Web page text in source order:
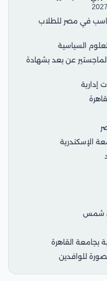
في مصر للطلاب
السياسية
عن بعد بشهادة
الإسكندرية
شمس
بجامعة القاهرة
للوافدين